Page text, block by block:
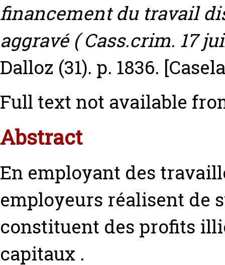
financement du travail
aggravé ( Cass.crim. 17
Dalloz (31). p. 1836.
Full text not available
Abstract
En employant des
employeurs réalisent de
constituent des profits
capitaux .